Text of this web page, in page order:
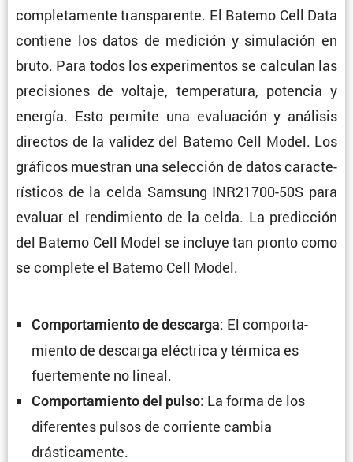
comple­ta­mente trans­pa­rente. El Batemo Cell Data
contiene los datos de medición y simula­ción en
bruto. Para todos los experi­mentos se calculan las
preci­siones de voltaje, tempe­ra­tura, potencia y
energía. Esto permite una evalua­ción y análisis
directos de la validez del Batemo Cell Model. Los
gráficos muestran una selec­ción de datos carac­te­
rís­ticos de la celda Samsung INR21700-50S para
evaluar el rendi­miento de la celda. La predic­ción
del Batemo Cell Model se incluye tan pronto como
se complete el Batemo Cell Model.
Compor­ta­miento de descarga: El compor­ta­
miento de descarga eléctrica y térmica es
fuerte­mente no lineal.
Compor­ta­miento del pulso: La forma de los
diferentes pulsos de corriente cambia
drásticamente.